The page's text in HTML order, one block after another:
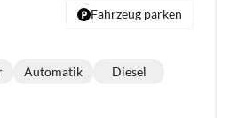
Automatik Diesel
Fahrzeug parken